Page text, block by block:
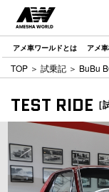
アメ車ワールドとは アメ
TOP ＞ 試乗記 ＞ BuBu
TEST RIDE ［